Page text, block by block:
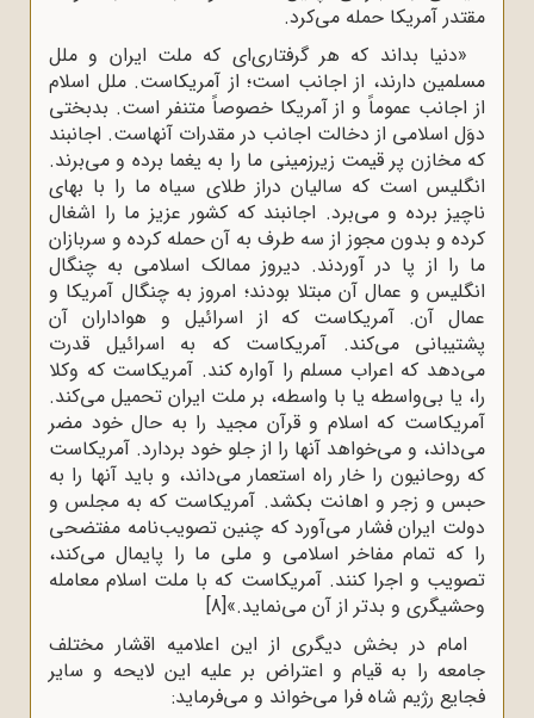
مقتدر آمریکا حمله می‌کرد.
«دنیا بداند که هر گرفتارى‌اى که ملت ایران و ملل
مسلمین دارند، از اجانب است؛ از آمریکاست. ملل اسلام
از اجانب عموماً و از آمریکا خصوصاً متنفر است. بدبختى
دوَل اسلامى از دخالت اجانب در مقدرات آنهاست. اجانبند
که مخازن پر قیمت زیرزمینى ما را به یغما برده و مى‌برند.
انگلیس است که سالیان دراز طلاى سیاه ما را با بهاى
ناچیز برده و مى‌برد. اجانبند که کشور عزیز ما را اشغال
کرده و بدون مجوز از سه طرف به آن حمله کرده و سربازان
ما را از پا در آوردند. دیروز ممالک اسلامى به چنگال
انگلیس و عمال آن مبتلا بودند؛ امروز به چنگال آمریکا و
عمال آن. آمریکاست که از اسرائیل و هواداران آن
پشتیبانى مى‌کند. آمریکاست که به اسرائیل قدرت
مى‌دهد که اعراب مسلم را آواره کند. آمریکاست که وکلا
را، یا بی‌واسطه یا با واسطه، بر ملت ایران تحمیل مى‌کند.
آمریکاست که اسلام و قرآن مجید را به حال خود مضر
مى‌داند، و مى‌خواهد آنها را از جلو خود بردارد. آمریکاست
که روحانیون را خار راه استعمار مى‌داند، و باید آنها را به
حبس و زجر و اهانت بکشد. آمریکاست که به مجلس و
دولت ایران فشار مى‌آورد که چنین تصویب‌نامه مفتضحى
را که تمام مفاخر اسلامى و ملى ما را پایمال مى‌کند،
تصویب و اجرا کنند. آمریکاست که با ملت اسلام معامله
وحشیگرى و بدتر از آن مى‌نماید.»[8]
امام در بخش دیگری از این اعلامیه اقشار مختلف
جامعه را به قیام و اعتراض بر علیه این لایحه و سایر
فجایع رژیم شاه فرا می‌خواند و می‌فرماید: